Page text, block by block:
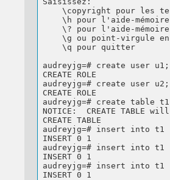
\copyright pour les
\h pour l'aide-
\? pour l'aide-
\g ou point-virgule
    \q pour quitter
audreyjg=# create user u1;
CREATE ROLE
audreyjg=# create user u2;
CREATE ROLE
audreyjg=# create table
NOTICE:  CREATE
CREATE TABLE
audreyjg=# insert into
audreyjg=# insert into
audreyjg=# insert into t1
INSERT 0 1